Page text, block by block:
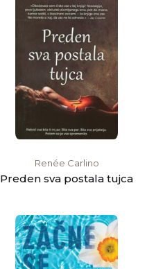
Renée Carlino
Preden sva postala tujca